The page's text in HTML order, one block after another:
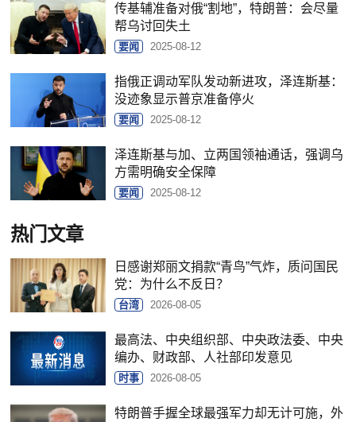
传基辅准备对俄“割地”，特朗普：会尽量
帮乌讨回失土
要闻 2025-08-12
指俄正调动军队发动新进攻，泽连斯基：
没迹象显示普京准备停火
要闻 2025-08-12
泽连斯基与加、立两国领袖通话，强调乌
方需明确安全保障
要闻 2025-08-12
热门文章
日感谢郑丽文捐款“青鸟”气炸，质问国民
党：为什么不反日？
台湾 2026-08-05
最高法、中央组织部、中央政法委、中央
编办、财政部、人社部印发意见
时事 2026-08-05
特朗普手握全球最强军力却无计可施，外